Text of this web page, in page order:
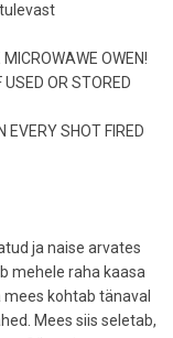
MICROWAWE OWEN!
USED OR STORED
EVERY SHOT FIRED
ja naise arvates
mehele raha kaasa
kohtab tänaval
Mees siis seletab,